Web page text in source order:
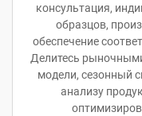
консультация,
образцов,
обеспечение
Делитесь
модели, сезонный
анализу